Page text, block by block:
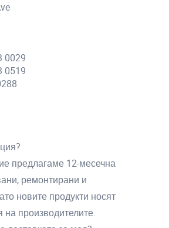
0029
0519
предлагаме 12-месечна
ремонтирани и
новите продукти носят
на производителите.